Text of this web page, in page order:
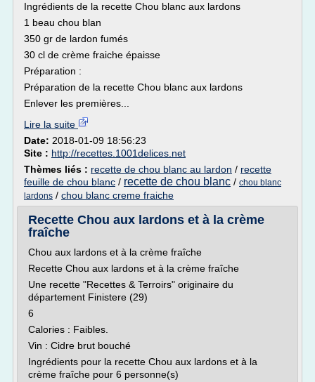
Ingrédients de la recette Chou blanc aux lardons
1 beau chou blan
350 gr de lardon fumés
30 cl de crème fraiche épaisse
Préparation :
Préparation de la recette Chou blanc aux lardons
Enlever les premières...
Lire la suite
Date: 2018-01-09 18:56:23
Site : http://recettes.1001delices.net
Thèmes liés : recette de chou blanc au lardon / recette
feuille de chou blanc / recette de chou blanc / chou blanc
lardons / chou blanc creme fraiche
Recette Chou aux lardons et à la crème
fraîche
Chou aux lardons et à la crème fraîche
Recette Chou aux lardons et à la crème fraîche
Une recette "Recettes & Terroirs" originaire du
département Finistere (29)
6
Calories : Faibles.
Vin : Cidre brut bouché
Ingrédients pour la recette Chou aux lardons et à la
crème fraîche pour 6 personne(s)